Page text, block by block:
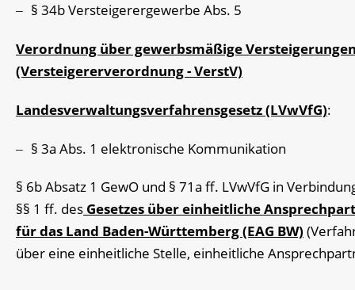
§ 34b Versteigerergewerbe Abs. 5
Verordnung über gewerbsmäßige
(Versteigererverordnung - VerstV)
Landesverwaltungsverfahrensgesetz (LVwVfG):
§ 3a Abs. 1 elektronische Kommunikation
§ 6b Absatz 1 GewO und § 71a ff. LVwVfG in
§§ 1 ff. des Gesetzes über einheitliche
für das Land Baden-Württemberg (EAG BW)
über eine einheitliche Stelle, einheitliche